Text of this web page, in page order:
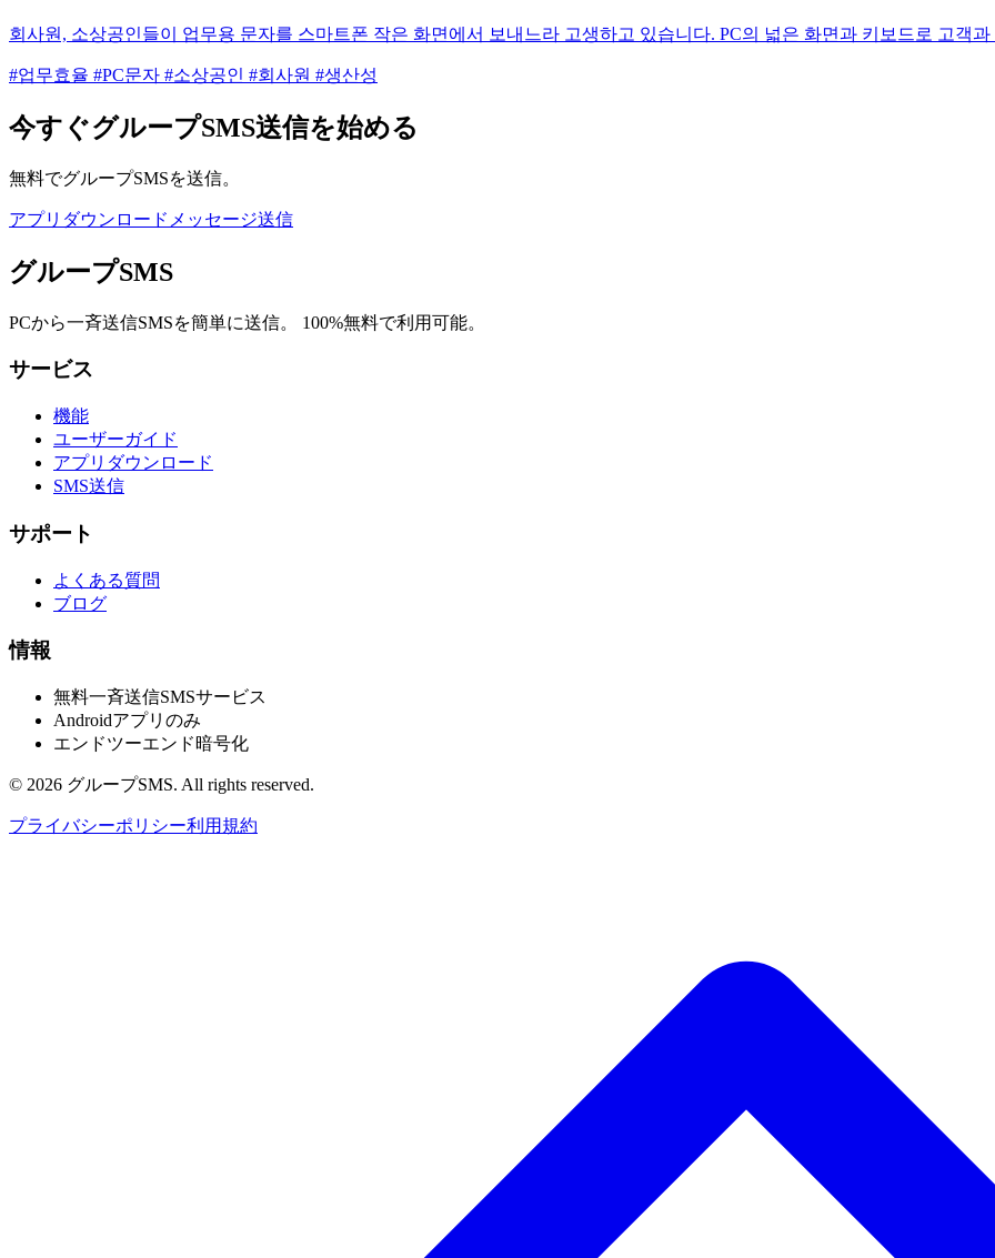
회사원, 소상공인들이 업무용 문자를 스마트폰 작은 화면에서 보내느라 고생하고 있습니다. PC의 넓은 화면과 키보드로 고객과
#업무효율 #PC문자 #소상공인 #회사원 #생산성
今すぐグループSMS送信を始める
無料でグループSMSを送信。
アプリダウンロード メッセージ送信
グループSMS
PCから一斉送信SMSを簡単に送信。 100%無料で利用可能。
サービス
機能
ユーザーガイド
アプリダウンロード
SMS送信
サポート
よくある質問
ブログ
情報
無料一斉送信SMSサービス
Androidアプリのみ
エンドツーエンド暗号化
© 2026 グループSMS. All rights reserved.
プライバシーポリシー利用規約